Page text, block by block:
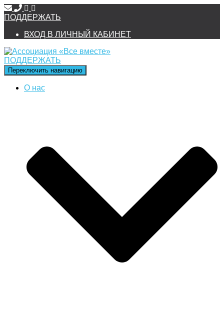
ПОДДЕРЖАТЬ
ВХОД В ЛИЧНЫЙ КАБИНЕТ
ПОДДЕРЖАТЬ
Переключить навигацию
О нас